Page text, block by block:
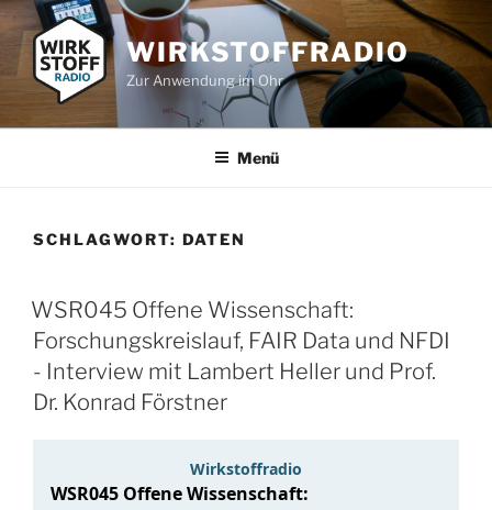
Zum
Inhalt
springen
WIRKSTOFFRADIO
Zur Anwendung im Ohr
Menü
SCHLAGWORT: DATEN
WSR045 Offene Wissenschaft:
Forschungskreislauf, FAIR Data und NFDI
- Interview mit Lambert Heller und Prof.
Dr. Konrad Förstner